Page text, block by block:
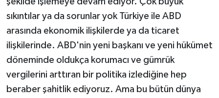
sıkıntılar ya da sorunlar yok Türkiye ile ABD
arasında ekonomik ilişkilerde ya da ticaret
ilişkilerinde. ABD'nin yeni başkanı ve yeni hükümet
döneminde oldukça korumacı ve gümrük
vergilerini arttıran bir politika izlediğine hep
beraber şahitlik ediyoruz. Ama bu bütün dünya